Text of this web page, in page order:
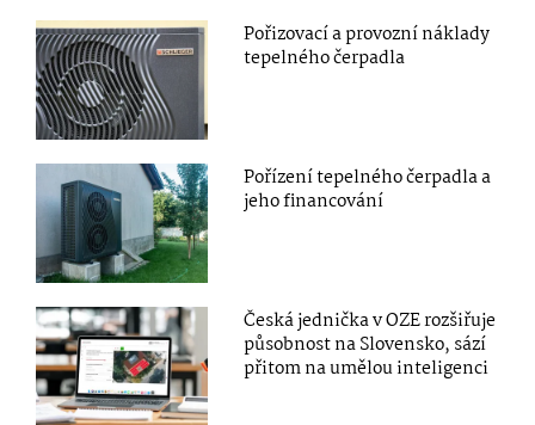
Pořizovací a provozní náklady
tepelného čerpadla
Pořízení tepelného čerpadla a
jeho financování
Česká jednička v OZE rozšiřuje
působnost na Slovensko, sází
přitom na umělou inteligenci